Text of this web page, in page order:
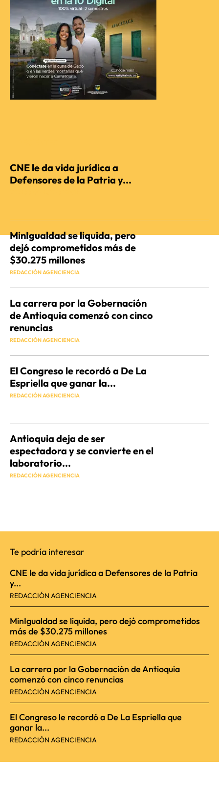
CNE le da vida jurídica a
Defensores de la Patria y...
MinIgualdad se liquida, pero
dejó comprometidos más de
$30.275 millones
REDACCIÓN AGENCIENCIA
La carrera por la Gobernación
de Antioquia comenzó con cinco
renuncias
REDACCIÓN AGENCIENCIA
El Congreso le recordó a De La
Espriella que ganar la...
REDACCIÓN AGENCIENCIA
Antioquia deja de ser
espectadora y se convierte en el
laboratorio...
REDACCIÓN AGENCIENCIA
Te podría interesar
CNE le da vida jurídica a Defensores de la Patria
y...
REDACCIÓN AGENCIENCIA
MinIgualdad se liquida, pero dejó comprometidos
más de $30.275 millones
REDACCIÓN AGENCIENCIA
La carrera por la Gobernación de Antioquia
comenzó con cinco renuncias
REDACCIÓN AGENCIENCIA
El Congreso le recordó a De La Espriella que
ganar la...
REDACCIÓN AGENCIENCIA